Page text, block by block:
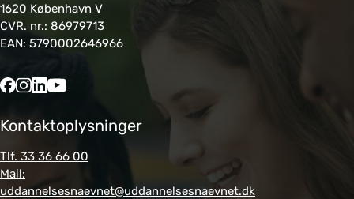
1620 København V
CVR. nr.: 86979713
EAN: 5790002646966
Kontaktoplysninger
Tlf. 33 36 66 00
Mail:
uddannelsesnaevnet@uddannelsesnaevnet.dk